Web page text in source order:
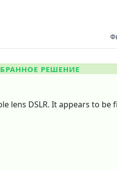
РЕШЕНИЕ
lens DSLR. It appears to